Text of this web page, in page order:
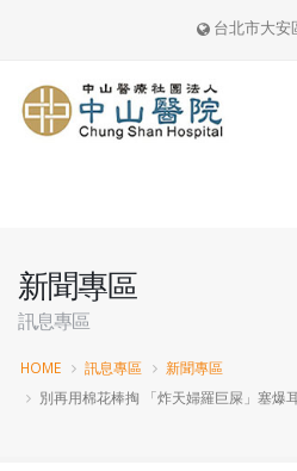
台北市大安
新聞專區
訊息專區
HOME 訊息專區
新聞專區
別再用棉花棒掏 「炸天婦羅巨屎」塞爆